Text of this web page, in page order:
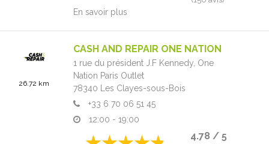
En savoir plus
26.72 km
CASH AND REPAIR ONE NATION
1 rue du président J.F Kennedy, One
Nation Paris Outlet
78340 Les Clayes-sous-Bois
+33 6 70 06 51 45
12:00 - 19:00
4.78 / 5